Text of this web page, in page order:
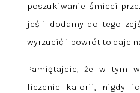
poszukiwanie śmieci
jeśli dodamy do tego
wyrzucić i powrót to daje
Pamiętajcie, że w tym
liczenie kalorii, nigdy